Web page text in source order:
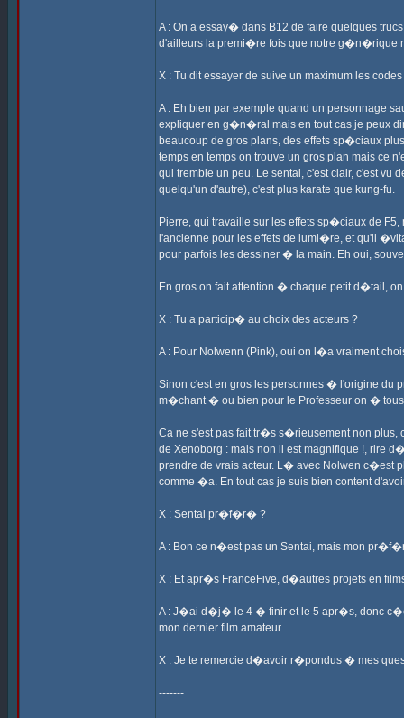
A : On a essay� dans B12 de faire quelques
d'ailleurs la premi�re fois que notre
X : Tu dit essayer de suive un maximum les
A : Eh bien par exemple quand un personnage
expliquer en g�n�ral mais en tout cas je peux
beaucoup de gros plans, des effets sp�ciaux
temps en temps on trouve un gros plan mais ce
qui tremble un peu. Le sentai, c'est clair, c'est
quelqu'un d'autre), c'est plus karate que kung-fu.
Pierre, qui travaille sur les effets sp�ciaux de
l'ancienne pour les effets de lumi�re, et qu'il
pour parfois les dessiner � la main. Eh oui,
En gros on fait attention � chaque petit d�tail,
X : Tu a particip� au choix des acteurs ?
A : Pour Nolwenn (Pink), oui on l�a vraiment
Sinon c'est en gros les personnes � l'origine du
m�chant � ou bien pour le Professeur on �
Ca ne s'est pas fait tr�s s�rieusement non plus,
de Xenoborg : mais non il est magnifique !, rire
prendre de vrais acteur. L� avec Nolwen c�est
comme �a. En tout cas je suis bien content
X : Sentai pr�f�r� ?
A : Bon ce n�est pas un Sentai, mais mon
X : Et apr�s FranceFive, d�autres projets en
A : J�ai d�j� le 4 � finir et le 5 apr�s, donc
mon dernier film amateur.
X : Je te remercie d�avoir r�pondus � mes
-------